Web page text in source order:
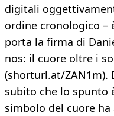
digitali
ordine cronologico –
porta la firma di
nos: il cuore oltre i
(shorturl.at/ZAN1m).
subito che lo spunto
simbolo del cuore ha